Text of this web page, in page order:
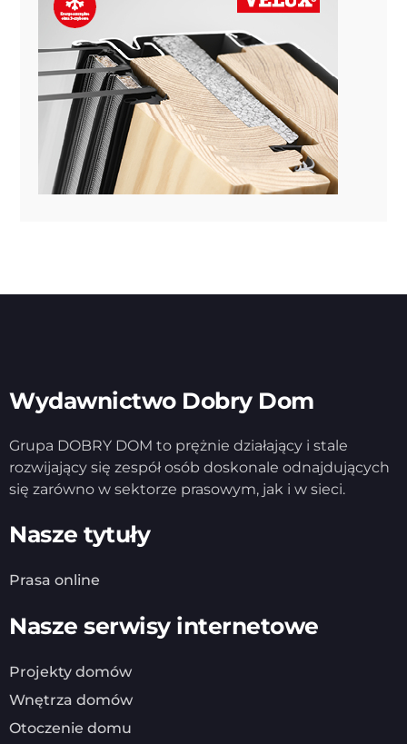
Wydawnictwo Dobry Dom
Grupa DOBRY DOM to prężnie działający i stale
rozwijający się zespół osób doskonale odnajdujących
się zarówno w sektorze prasowym, jak i w sieci.
Nasze tytuły
Prasa online
Nasze serwisy internetowe
Projekty domów
Wnętrza domów
Otoczenie domu